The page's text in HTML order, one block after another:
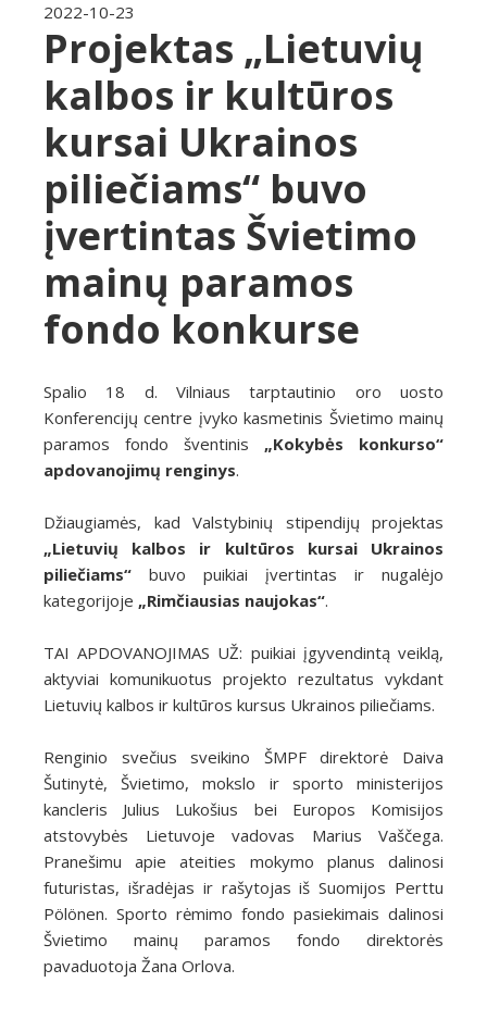
2022-10-23
Projektas „Lietuvių
kalbos ir kultūros
kursai Ukrainos
piliečiams“ buvo
įvertintas Švietimo
mainų paramos
fondo konkurse
Spalio 18 d. Vilniaus tarptautinio oro uosto
Konferencijų centre įvyko kasmetinis Švietimo mainų
paramos fondo šventinis „Kokybės konkurso“
apdovanojimų renginys.
Džiaugiamės, kad Valstybinių stipendijų projektas
„Lietuvių kalbos ir kultūros kursai Ukrainos
piliečiams“ buvo puikiai įvertintas ir nugalėjo
kategorijoje „Rimčiausias naujokas“.
TAI APDOVANOJIMAS UŽ: puikiai įgyvendintą veiklą,
aktyviai komunikuotus projekto rezultatus vykdant
Lietuvių kalbos ir kultūros kursus Ukrainos piliečiams.
Renginio svečius sveikino ŠMPF direktorė Daiva
Šutinytė, Švietimo, mokslo ir sporto ministerijos
kancleris Julius Lukošius bei Europos Komisijos
atstovybės Lietuvoje vadovas Marius Vaščega.
Pranešimu apie ateities mokymo planus dalinosi
futuristas, išradėjas ir rašytojas iš Suomijos Perttu
Pölönen. Sporto rėmimo fondo pasiekimais dalinosi
Švietimo mainų paramos fondo direktorės
pavaduotoja Žana Orlova.